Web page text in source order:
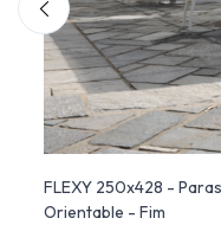
FLEXY 250x428 -
Orientable - Fim